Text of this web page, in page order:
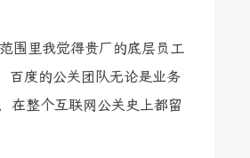
围里我觉得贵厂的底层员工
百度的公关团队无论是业务
在整个互联网公关史上都留